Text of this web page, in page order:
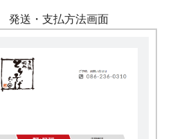
発送・支払方法画面